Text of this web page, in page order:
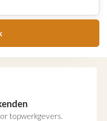
topwerkgevers.